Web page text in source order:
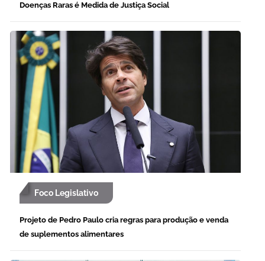
Doenças Raras é Medida de Justiça Social
Foco Legislativo
Projeto de Pedro Paulo cria regras para produção e venda
de suplementos alimentares